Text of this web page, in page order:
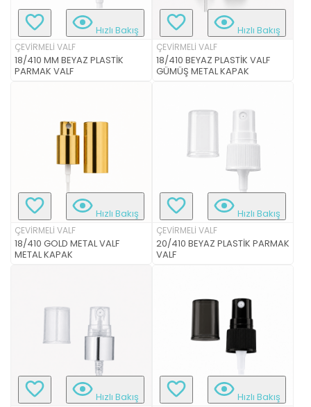
Hızlı Bakış
ÇEVİRMELİ VALF
18/410 MM BEYAZ PLASTİK
PARMAK VALF
Hızlı Bakış
ÇEVİRMELİ VALF
18/410 BEYAZ PLASTİK VALF
GÜMÜŞ METAL KAPAK
Hızlı Bakış
ÇEVİRMELİ VALF
18/410 GOLD METAL VALF
METAL KAPAK
Hızlı Bakış
ÇEVİRMELİ VALF
20/410 BEYAZ PLASTİK PARMAK
VALF
Hızlı Bakış Hızlı Bakış